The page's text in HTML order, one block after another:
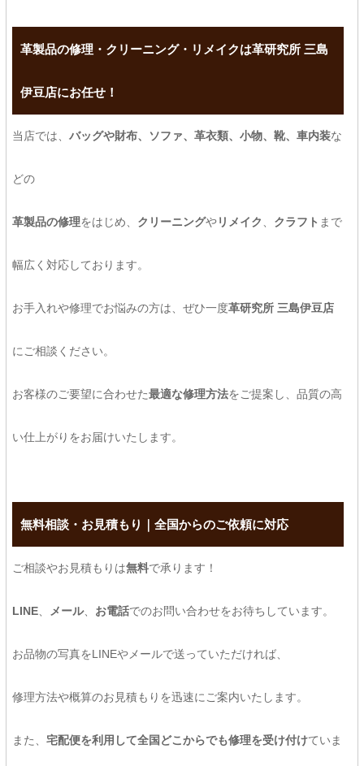
革製品の修理・クリーニング・リメイクは革研究所 三島
伊豆店にお任せ！
当店では、 バッグや財布、ソファ、革衣類、小物、靴、車内装な
どの
革製品の修理をはじめ、 クリーニングやリメイク クラフト まで
幅広く対応しております。
お手入れや修理でお悩みの方は、ぜひ一度革研究所 三島伊豆店
にご相談ください。
お客様のご要望に合わせた最適な修理方法をご提案し、品質の高
い仕上がりをお届けいたします。
無料相談・お見積もり｜全国からのご依頼に対応
ご相談やお見積もりは無料で承ります！
LINE、 メール、 お電話でのお問い合わせをお待ちしています。
お品物の写真をLINEやメールで送っていただければ、
修理方法や概算のお見積もりを迅速にご案内いたします。
また、 宅配便を利用して全国どこからでも修理を受け付けていま